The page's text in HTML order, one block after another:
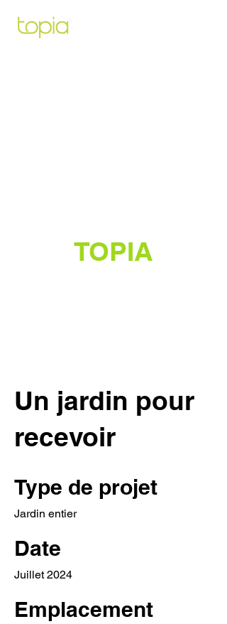
TOPIA
Un jardin pour
recevoir
Type de projet
Jardin entier
Date
Juillet 2024
Emplacement